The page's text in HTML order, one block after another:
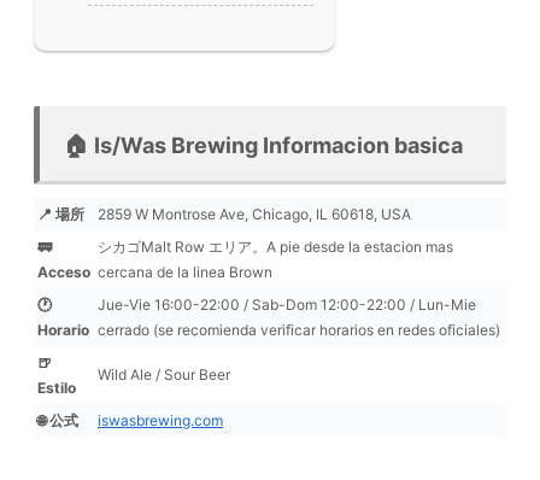
🏠 Is/Was Brewing Informacion basica
📍 場所
2859 W Montrose Ave, Chicago, IL 60618, USA
🚃
Acceso
シカゴMalt Row エリア。A pie desde la estacion mas
cercana de la linea Brown
🕐
Horario
Jue-Vie 16:00-22:00 / Sab-Dom 12:00-22:00 / Lun-Mie
cerrado (se recomienda verificar horarios en redes oficiales)
🍺
Estilo
Wild Ale / Sour Beer
🌐 公式 iswasbrewing.com